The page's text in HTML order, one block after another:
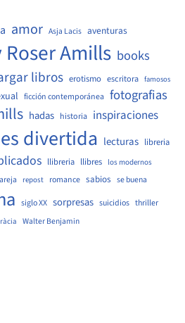
amor Asja Lacis aventuras
Amills books
libros erotismo escritora famosos
ficción contemporánea fotografias
hadas historia inspiraciones
divertida lecturas libreria
llibreria llibres los modernos
repost romance sabios se buena
siglo XX sorpresas suicidios thriller
Walter Benjamin